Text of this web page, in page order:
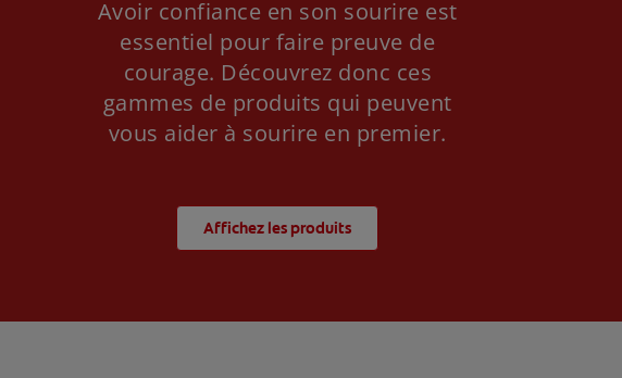
Avoir confiance en son sourire est
essentiel pour faire preuve de
courage. Découvrez donc ces
gammes de produits qui peuvent
vous aider à sourire en premier.
Affichez les produits